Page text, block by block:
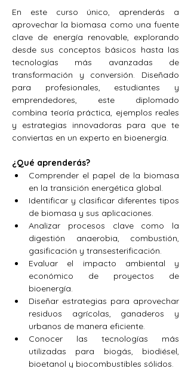
En este curso único, aprenderás a
aprovechar la biomasa como una fuente
clave de energía renovable, explorando
desde sus conceptos básicos hasta las
tecnologías más avanzadas de
transformación y conversión. Diseñado
para profesionales, estudiantes y
emprendedores, este diplomado
combina teoría práctica, ejemplos reales
y estrategias innovadoras para que te
conviertas en un experto en bioenergía.
¿Qué aprenderás?
Comprender el papel de la biomasa
en la transición energética global.
Identificar y clasificar diferentes tipos
de biomasa y sus aplicaciones.
Analizar procesos clave como la
digestión anaerobia, combustión,
gasificación y transesterificación.
Evaluar el impacto ambiental y
económico de proyectos de
bioenergía.
Diseñar estrategias para aprovechar
residuos agrícolas, ganaderos y
urbanos de manera eficiente.
Conocer las tecnologías más
utilizadas para biogás, biodiésel,
bioetanol y biocombustibles sólidos.